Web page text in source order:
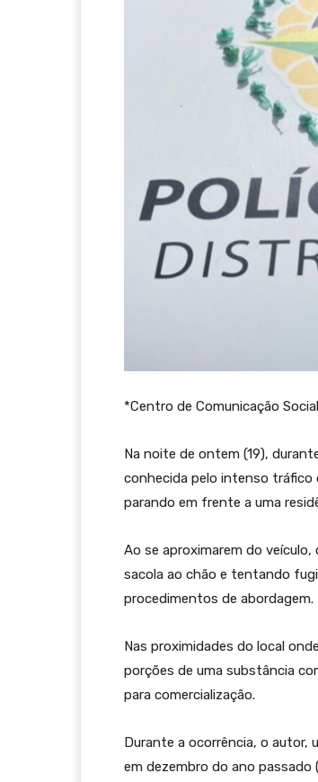
*Centro de Comunicação
Na noite de ontem (19),
conhecida pelo intenso tráfico
parando em frente a uma
Ao se aproximarem do
sacola ao chão e tentando
procedimentos de abordagem.
Nas proximidades do local
porções de uma substância
para comercialização.
Durante a ocorrência, o autor,
em dezembro do ano passado